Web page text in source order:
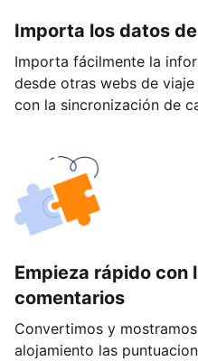
Importa los datos
Importa fácilmente la
desde otras webs de
con la sincronización de
Empieza rápido con
comentarios
Convertimos y
alojamiento las